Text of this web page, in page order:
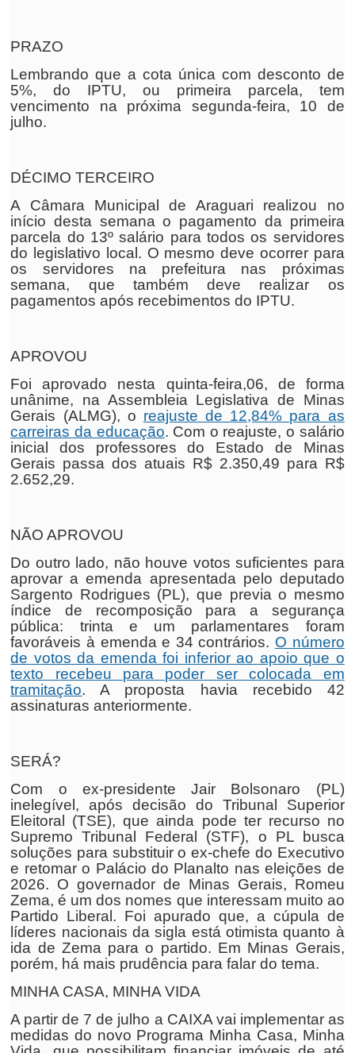
PRAZO
Lembrando que a cota única com desconto de
5%, do IPTU, ou primeira parcela, tem
vencimento na próxima segunda-feira, 10 de
julho.
DÉCIMO TERCEIRO
A Câmara Municipal de Araguari realizou no
início desta semana o pagamento da primeira
parcela do 13º salário para todos os servidores
do legislativo local. O mesmo deve ocorrer para
os servidores na prefeitura nas próximas
semana, que também deve realizar os
pagamentos após recebimentos do IPTU.
APROVOU
Foi aprovado nesta quinta-feira,06, de forma
unânime, na Assembleia Legislativa de Minas
Gerais (ALMG), o reajuste de 12,84% para as
carreiras da educação. Com o reajuste, o salário
inicial dos professores do Estado de Minas
Gerais passa dos atuais R$ 2.350,49 para R$
2.652,29.
NÃO APROVOU
Do outro lado, não houve votos suficientes para
aprovar a emenda apresentada pelo deputado
Sargento Rodrigues (PL), que previa o mesmo
índice de recomposição para a segurança
pública: trinta e um parlamentares foram
favoráveis à emenda e 34 contrários. O número
de votos da emenda foi inferior ao apoio que o
texto recebeu para poder ser colocada em
tramitação. A proposta havia recebido 42
assinaturas anteriormente.
SERÁ?
Com o ex-presidente Jair Bolsonaro (PL)
inelegível, após decisão do Tribunal Superior
Eleitoral (TSE), que ainda pode ter recurso no
Supremo Tribunal Federal (STF), o PL busca
soluções para substituir o ex-chefe do Executivo
e retomar o Palácio do Planalto nas eleições de
2026. O governador de Minas Gerais, Romeu
Zema, é um dos nomes que interessam muito ao
Partido Liberal. Foi apurado que, a cúpula de
líderes nacionais da sigla está otimista quanto à
ida de Zema para o partido. Em Minas Gerais,
porém, há mais prudência para falar do tema.
MINHA CASA, MINHA VIDA
A partir de 7 de julho a CAIXA vai implementar as
medidas do novo Programa Minha Casa, Minha